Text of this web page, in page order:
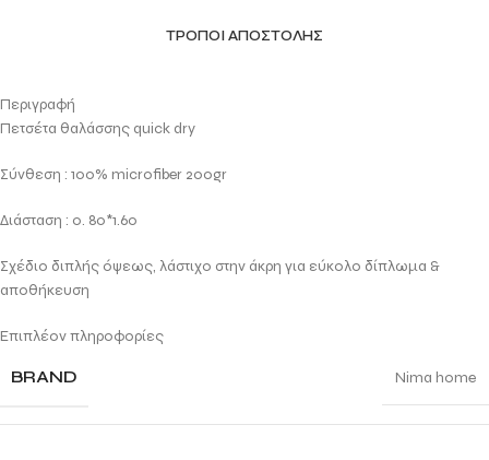
ΤΡΌΠΟΙ ΑΠΟΣΤΟΛΉΣ
Περιγραφή
Πετσέτα θαλάσσης quick dry
Σύνθεση : 100% microfiber 200gr
Διάσταση : 0. 80*1.60
Σχέδιο διπλής όψεως, λάστιχο στην άκρη για εύκολο δίπλωμα &
αποθήκευση
Επιπλέον πληροφορίες
BRAND Nima home